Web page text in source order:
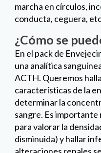
marcha en círculos,
conducta, ceguera,
¿Cómo se
En el pack de
una analítica
ACTH. Queremos
características de la
determinar la
sangre. Es importante
para valorar la
disminuida) y hallar